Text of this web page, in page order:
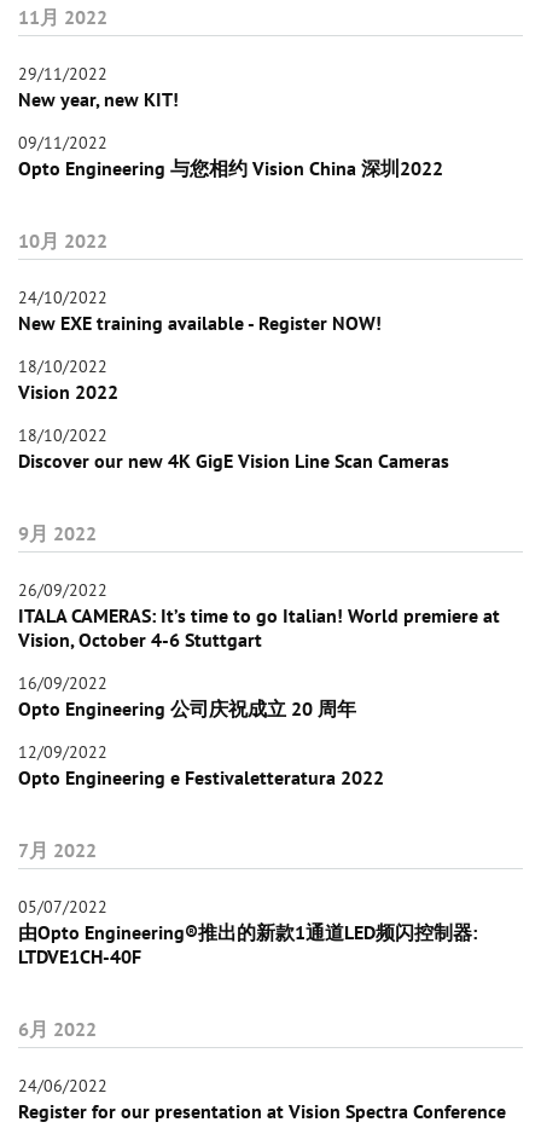
11月 2022
29/11/2022
New year, new KIT!
09/11/2022
Opto Engineering 与您相约 Vision China 深圳2022
10月 2022
24/10/2022
New EXE training available - Register NOW!
18/10/2022
Vision 2022
18/10/2022
Discover our new 4K GigE Vision Line Scan Cameras
9月 2022
26/09/2022
ITALA CAMERAS: It’s time to go Italian! World premiere at
Vision, October 4-6 Stuttgart
16/09/2022
Opto Engineering 公司庆祝成立 20 周年
12/09/2022
Opto Engineering e Festivaletteratura 2022
7月 2022
05/07/2022
由Opto Engineering®推出的新款1通道LED频闪控制器:
LTDVE1CH-40F
6月 2022
24/06/2022
Register for our presentation at Vision Spectra Conference